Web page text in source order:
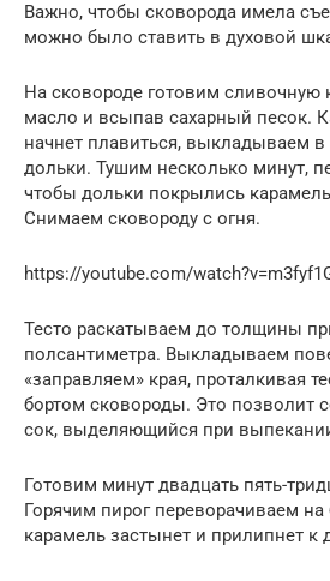
Важно, чтобы сковорода имела
можно было ставить в духовой
На сковороде готовим сливочную
масло и всыпав сахарный песок.
начнет плавиться, выкладываем
дольки. Тушим несколько минут,
чтобы дольки покрылись
Снимаем сковороду с огня.
https://youtube.com/
Тесто раскатываем до толщины
полсантиметра. Выкладываем
«заправляем» края, проталкивая
бортом сковороды. Это позволит
сок, выделяющийся при
Готовим минут двадцать пять-
Горячим пирог переворачиваем
карамель застынет и прилипнет к